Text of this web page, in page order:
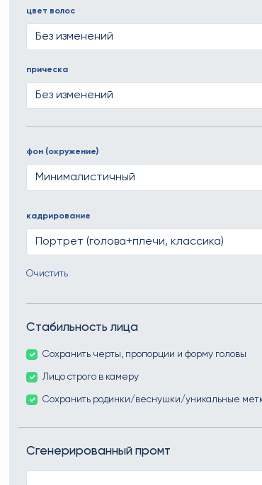
цвет волос
прическа
фон (окружение)
кадрирование
Очистить
Стабильность лица
Сохранить черты, пропорции и форму головы
Лицо строго в камеру
Сохранить родинки/веснушки/уникальные
Сгенерированный промт